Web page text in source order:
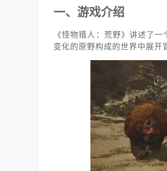
一、游戏介绍
《怪物猎人：荒野》讲述了
变化的原野构成的世界中展开